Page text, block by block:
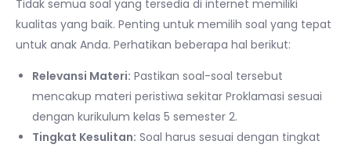
Tidak semua soal yang tersedia di internet memiliki
kualitas yang baik. Penting untuk memilih soal yang tepat
untuk anak Anda. Perhatikan beberapa hal berikut:
Relevansi Materi: Pastikan soal-soal tersebut
mencakup materi peristiwa sekitar Proklamasi sesuai
dengan kurikulum kelas 5 semester 2.
Tingkat Kesulitan: Soal harus sesuai dengan tingkat